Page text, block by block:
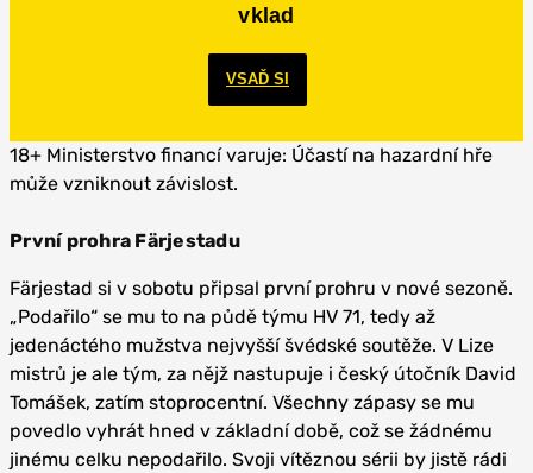
vklad
VSAĎ SI
18+ Ministerstvo financí varuje: Účastí na hazardní hře
může vzniknout závislost.
První prohra Färjestadu
Färjestad si v sobotu připsal první prohru v nové sezoně.
„Podařilo“ se mu to na půdě týmu HV 71, tedy až
jedenáctého mužstva nejvyšší švédské soutěže. V Lize
mistrů je ale tým, za nějž nastupuje i český útočník David
Tomášek, zatím stoprocentní. Všechny zápasy se mu
povedlo vyhrát hned v základní době, což se žádnému
jinému celku nepodařilo. Svoji vítěznou sérii by jistě rádi